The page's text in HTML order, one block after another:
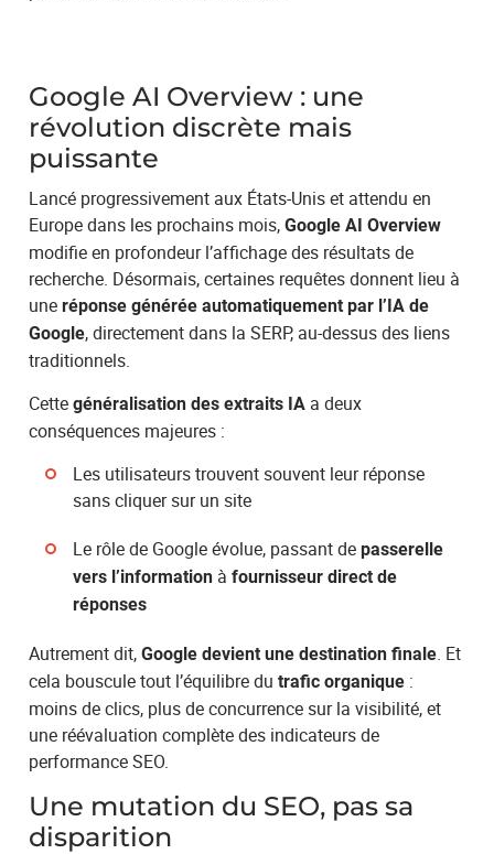
Google AI Overview : une
révolution discrète mais
puissante
Lancé progressivement aux États-Unis et attendu en
Europe dans les prochains mois,Google AI Overview
modifie en profondeur l’affichage des résultats de
recherche. Désormais, certaines requêtes donnent lieu à
uneréponse générée automatiquement par l’IA de
Google, directement dans la SERP, au-dessus des liens
traditionnels.
Cettegénéralisation des extraits IA a deux
conséquences majeures :
Les utilisateurs trouvent souvent leur réponse
sans cliquer sur un site
Le rôle de Google évolue, passant depasserelle
vers l’information àfournisseur direct de
réponses
Autrement dit,Google devient une destination finale. Et
cela bouscule tout l’équilibre dutrafic organique :
moins de clics, plus de concurrence sur la visibilité, et
une réévaluation complète des indicateurs de
performance SEO.
Une mutation du SEO, pas sa
disparition